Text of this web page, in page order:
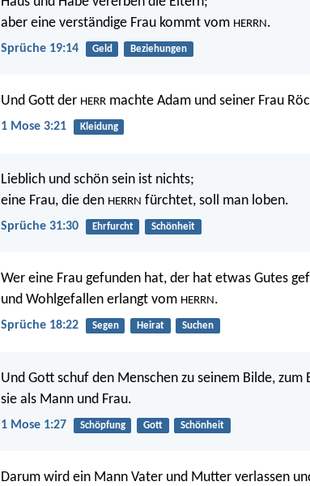
aber eine verständige Frau kommt vom HERRN .
Sprüche 19:14 Geld Beziehungen
Und Gott der HERR machte Adam und seiner Frau
1 Mose 3:21 Kleidung
Lieblich und schön sein ist nichts;
eine Frau, die den HERRN fürchtet, soll man loben.
Sprüche 31:30 Ehrfurcht Schönheit
Wer eine Frau gefunden hat, der hat etwas Gutes
und Wohlgefallen erlangt vom HERRN.
Sprüche 18:22 Segen Heirat Suchen
Und Gott schuf den Menschen zu seinem Bilde,
sie als Mann und Frau.
1 Mose 1:27 Schöpfung Gott Schönheit
Darum wird ein Mann Vater und Mutter verlassen